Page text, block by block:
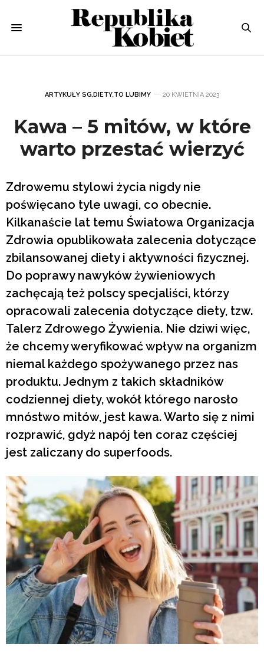
ARTYKUŁY SG,DIETY,TO LUBIMY 20 KWIETNIA 2023
Kawa – 5 mitów, w które
warto przestać wierzyć
Zdrowemu stylowi życia nigdy nie
poświęcano tyle uwagi, co obecnie.
Kilkanaście lat temu Światowa Organizacja
Zdrowia opublikowała zalecenia dotyczące
zbilansowanej diety i aktywności fizycznej.
Do poprawy nawyków żywieniowych
zachęcają też polscy specjaliści, którzy
opracowali zalecenia dotyczące diety, tzw.
Talerz Zdrowego Żywienia. Nie dziwi więc,
że chcemy weryfikować wpływ na organizm
niemal każdego spożywanego przez nas
produktu. Jednym z takich składników
codziennej diety, wokół którego narosło
mnóstwo mitów, jest kawa. Warto się z nimi
rozprawić, gdyż napój ten coraz częściej
jest zaliczany do superfoods.